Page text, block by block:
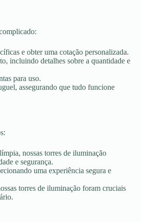
e obter uma cotação personalizada.
incluindo detalhes sobre a quantidade e
para uso.
assegurando que tudo funcione
nossas torres de iluminação
e segurança.
uma experiência segura e
torres de iluminação foram cruciais